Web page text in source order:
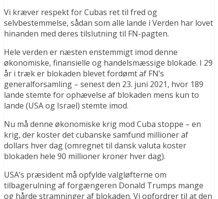
Vi kræver respekt for Cubas ret til fred og
selvbestemmelse, sådan som alle lande i Verden har lovet
hinanden med deres tilslutning til FN-pagten.
Hele verden er næsten enstemmigt imod denne
økonomiske, finansielle og handelsmæssige blokade. I 29
år i træk er blokaden blevet fordømt af FN’s
generalforsamling – senest den 23. juni 2021, hvor 189
lande stemte for ophævelse af blokaden mens kun to
lande (USA og Israel) stemte imod.
Nu må denne økonomiske krig mod Cuba stoppe – en
krig, der koster det cubanske samfund millioner af
dollars hver dag (omregnet til dansk valuta koster
blokaden hele 90 millioner kroner hver dag).
USA’s præsident må opfylde valgløfterne om
tilbagerulning af forgængeren Donald Trumps mange
og hårde stramninger af blokaden. Vi opfordrer til at den